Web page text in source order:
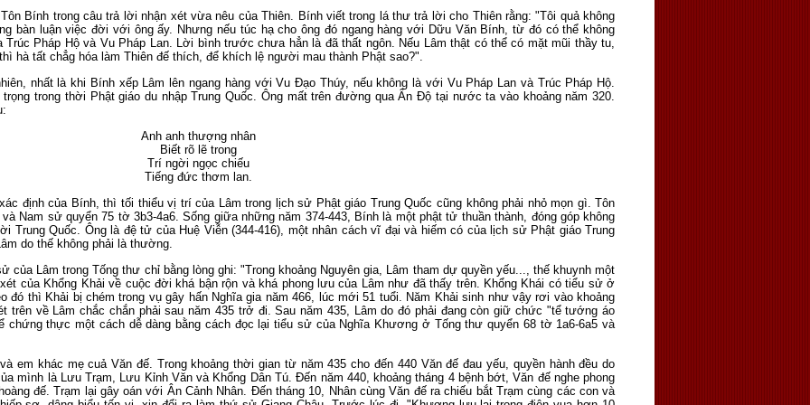
Bính trong câu trả lời nhận xét vừa nêu của Thiên. Bính viết trong lá thư trả lời cho Thiên rằng: "Tôi quả không
bàn luận việc đời với ông ấy. Nhưng nếu túc hạ cho ông đó ngang hàng với Dữu Văn Bính, từ đó có thể không
Pháp Hộ và Vu Pháp Lan. Lời bình trước chưa hẳn là đã thất ngôn. Nếu Lâm thật có thể có mặt mũi thầy tu,
hà tất chẳg hóa làm Thiên đế thích, để khích lệ người mau thành Phật sao?".
nhất là khi Bính xếp Lâm lên ngang hàng với Vu Đạo Thúy, nếu không là với Vu Pháp Lan và Trúc Pháp Hộ.
trong thời Phật giáo du nhập Trung Quốc. Ông mất trên đường qua Ấn Độ tại nước ta vào khoảng năm 320.
Anh anh thượng nhân
Biết rõ lẽ trong
Trí ngời ngọc chiếu
Tiếng đức thơm lan.
định của Bính, thì tối thiểu vị trí của Lâm trong lịch sử Phật giáo Trung Quốc cũng không phải nhỏ mọn gì. Tôn
Nam sử quyển 75 tờ 3b3-4a6. Sống giữa những năm 374-443, Bính là một phật tử thuần thành, đóng góp không
Trung Quốc. Ông là đệ tử của Huệ Viễn (344-416), một nhân cách vĩ đại và hiếm có của lịch sử Phật giáo Trung
do thế không phải là thường.
của Lâm trong Tống thư chỉ bằng lòng ghi: "Trong khoảng Nguyên gia, Lâm tham dự quyền yếu..., thế khuynh một
của Khổng Khải về cuộc đời khá bận rộn và khá phong lưu của Lâm như đã thấy trên. Khổng Khái có tiểu sử ở
đó thì Khải bị chém trong vụ gây hấn Nghĩa gia năm 466, lúc mới 51 tuổi. Năm Khải sinh như vậy rơi vào khoảng
trên về Lâm chắc chắn phải sau năm 435 trở đi. Sau năm 435, Lâm do đó phải đang còn giữ chức "tể tướng áo
chứng thực một cách dễ dàng bằng cách đọc lại tiểu sử của Nghĩa Khương ở Tống thư quyển 68 tờ 1a6-6a5 và
em khác mẹ cuả Văn đế. Trong khoảng thời gian từ năm 435 cho đến 440 Văn đế đau yếu, quyền hành đều do
mình là Lưu Trạm, Lưu Kỉnh Văn và Khổng Dân Tú. Đến năm 440, khoảng tháng 4 bệnh bớt, Văn đế nghe phong
đế. Trạm lại gây oán với Ân Cảnh Nhân. Đến tháng 10, Nhân cùng Văn đế ra chiếu bắt Trạm cùng các con và